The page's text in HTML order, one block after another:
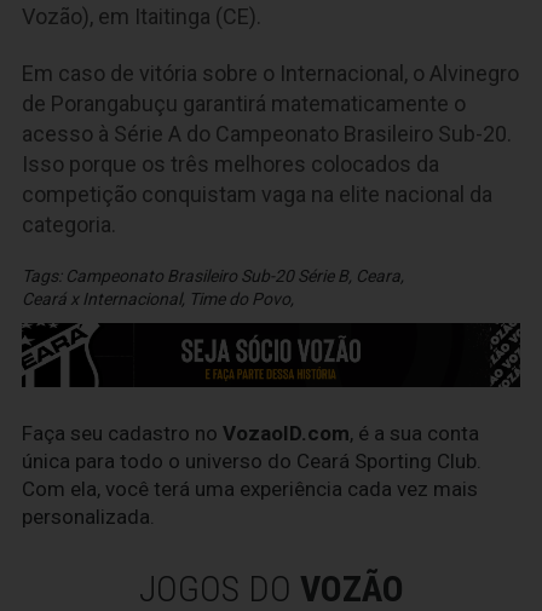
Vozão), em Itaitinga (CE).
Em caso de vitória sobre o Internacional, o Alvinegro
de Porangabuçu garantirá matematicamente o
acesso à Série A do Campeonato Brasileiro Sub-20.
Isso porque os três melhores colocados da
competição conquistam vaga na elite nacional da
categoria.
Tags: Campeonato Brasileiro Sub-20 Série B Ceara
Ceará x Internacional, Time do Povo
Faça seu cadastro no VozaoID.com, é a sua conta
única para todo o universo do Ceará Sporting Club.
Com ela, você terá uma experiência cada vez mais
personalizada.
JOGOS DO VOZÃO